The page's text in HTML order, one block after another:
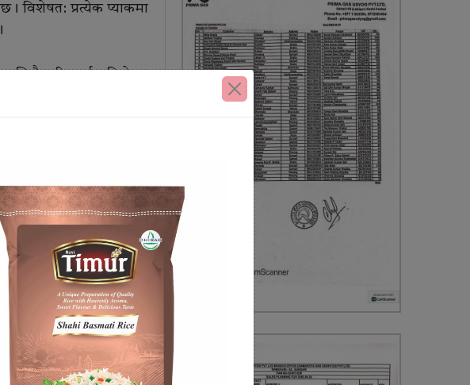
विशेषत: प्रत्येक प्याकमा
सजिलै खरिद गर्न सकिनेछ।
छ।